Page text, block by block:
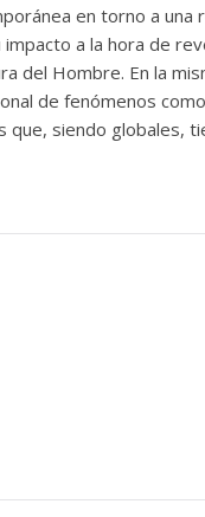
en torno a
a la hora de
del Hombre. En la
de fenómenos
siendo globales,